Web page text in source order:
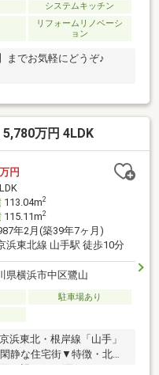
システムキッチン
リフォームリノベーシ
ョン
までお気軽にどうぞ♪
万円 4LDK
万円
113.04m2
115.11m2
年2月(築39年7ヶ月)
浜東北線 山手駅 徒歩10分
県横浜市中区鷺山
駐車場あり
浜東北・根岸線「山手」
静な住宅街▼特徴・北側
を望めます(天候によ